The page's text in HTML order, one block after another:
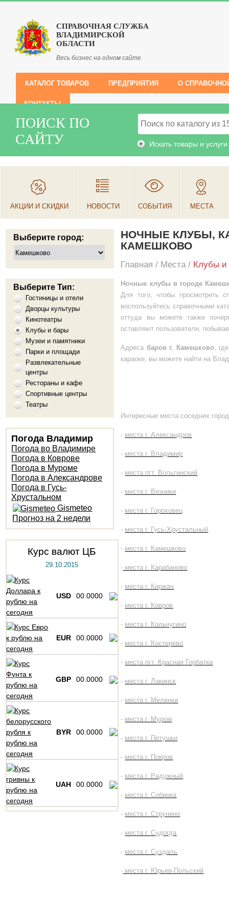
СПРАВОЧНАЯ СЛУЖБА
ВЛАДИМИРСКОЙ
ОБЛАСТИ
Весь бизнес на одном сайте
КАТАЛОГ ТОВАРОВ ПРЕДПРИЯТИЯ О
КОНТАКТЫ
ПОИСК ПО
САЙТУ
Искать товары и услуги
АКЦИИ И СКИДКИ НОВОСТИ СОБЫТИЯ МЕСТА
Выберите город:
Выберите Тип:
Гостиницы и отели
Дворцы культуры
Кинотеатры
Клубы и бары
Музеи и памятники
Парки и площади
Развлекательные
центры
Рестораны и кафе
Спортивные центры
Театры
Погода Владимир
Погода во Владимире
Погода в Коврове
Погода в Муроме
Погода в Александрове
Погода в Гусь-
Хрустальном
Gismeteo
Прогноз на 2 недели
Курс валют ЦБ
29.10.2015
USD 00.0000
EUR 00.0000
GBP 00.0000
BYR 00.0000
UAH 00.0000
НОЧНЫЕ КЛУБЫ,
КАМЕШКОВО
Главная / Места/ Клубы
Ночные клубы в городе
Для того, чтобы просмотреть
воспользуйтесь справочными
оттуда вы можете также
оставляют пользователи,
Адреса баров г. Камешково,
караоке, вы можете найти на
Интересные места соседних
- места г. Александров
- места г. Владимир
- места пгт. Вольгинский
- места г. Вязники
- места г. Гороховец
- места г. Гусь-Хрустальный
- места г. Камешково
- места г. Карабаново
- места г. Киржач
- места г. Ковров
- места г. Кольчугино
- места г. Костерево
- места пгт. Красная Горбатка
- места г. Лакинск
- места г. Меленки
- места г. Муром
- места г. Петушки
- места г. Покров
- места г. Радужный
- места г. Собинка
- места г. Струнино
- места г. Судогда
- места г. Суздаль
- места г. Юрьев-Польский